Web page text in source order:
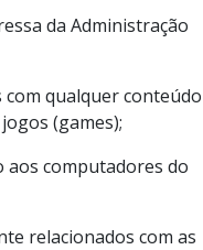
da Administração
qualquer conteúdo
(games);
computadores do
relacionados com as